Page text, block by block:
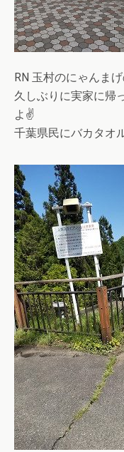
RN 玉村のにゃんま
久しぶりに実家に帰
よ✌️
千葉県民にバカタオ